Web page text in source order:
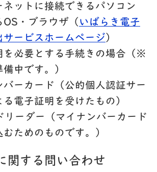
ネットに接続できるパソコン
OS・ブラウザ（ いばらき電子
サービスホームページ）
を必要とする手続きの場合（※
中です。）
バーカード（公的個人認証サー
る電子証明を受けたもの）
リーダー（マイナンバーカード
むためのものです。）
関する問い合わせ